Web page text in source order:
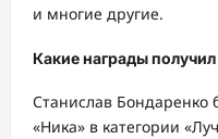
и многие другие.
Какие награды
Станислав
«Ника» в категории